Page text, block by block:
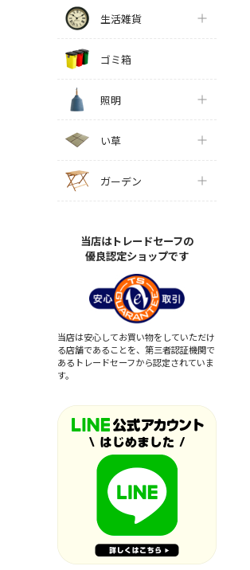
生活雑貨
ゴミ箱
照明
い草
ガーデン
当店はトレードセーフの
優良認定ショップです
当店は安心してお買い物をしていただけ
る店舗であることを、第三者認証機関で
あるトレードセーフから認定されていま
す。